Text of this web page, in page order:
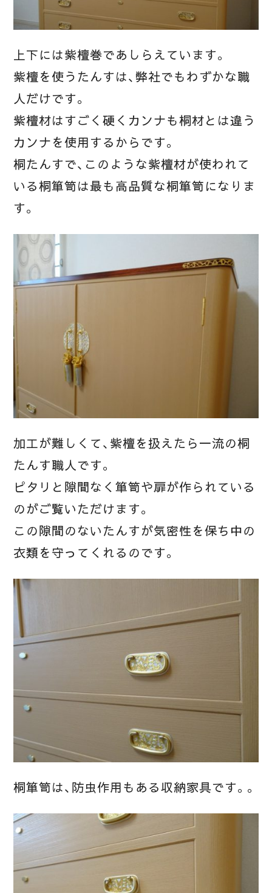
上下には紫檀巻であしらえています。
紫檀を使うたんすは、弊社でもわずかな職
人だけです。
紫檀材はすごく硬くカンナも桐材とは違う
カンナを使用するからです。
桐たんすで、このような紫檀材が使われて
いる桐箪笥は最も高品質な桐箪笥になりま
す。
加工が難しくて、紫檀を扱えたら一流の桐
たんす職人です。
ピタリと隙間なく箪笥や扉が作られている
のがご覧いただけます。
この隙間のないたんすが気密性を保ち中の
衣類を守ってくれるのです。
桐箪笥は、防虫作用もある収納家具です。。